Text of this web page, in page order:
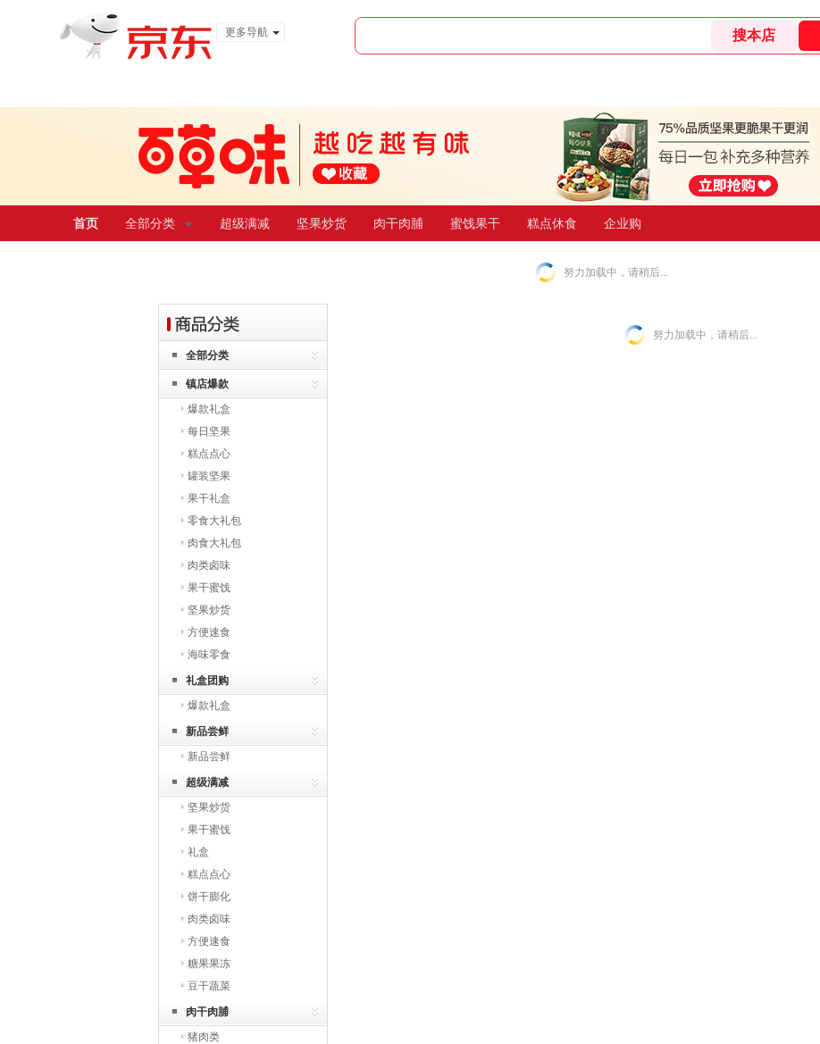
更多导航
首页 全部分类 超级满减 坚果炒货 肉干肉脯 蜜饯果干 糕点休食 企业购
努力加载中，请稍后...
全部分类
镇店爆款
爆款礼盒
每日坚果
糕点点心
罐装坚果
果干礼盒
零食大礼包
肉食大礼包
肉类卤味
果干蜜饯
坚果炒货
方便速食
海味零食
礼盒团购
爆款礼盒
新品尝鲜
新品尝鲜
超级满减
坚果炒货
果干蜜饯
礼盒
糕点点心
饼干膨化
肉类卤味
方便速食
糖果果冻
豆干蔬菜
肉干肉脯
猪肉类
努力加载中，请稍后...